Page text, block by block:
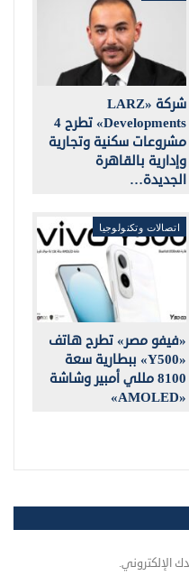
شركة «LARZ
Developments» تطرح 4
مشروعات سكنية وتجارية
وإدارية بالقاهرة
الجديدة…
اتصالات وتكنولوجيا
«فيفو مصر» تطرح هاتف
«Y500» ببطارية سعة
8100 مللي أمبير وشاشة
«AMOLED»
الإلكتروني.